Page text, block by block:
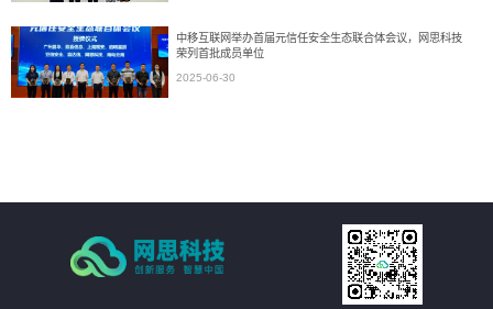
中移互联网举办首届元信任安全生态联合体会议，网思科技
荣列首批成员单位
2025-06-30